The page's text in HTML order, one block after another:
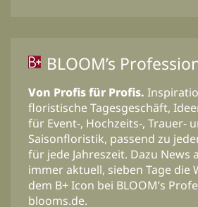
BLOOM’s
Von Profis für Profis.
floristische Tagesgeschäft,
für Event-, Hochzeits-, Trauer-
Saisonfloristik, passend zu
für jede Jahreszeit. Dazu News
immer aktuell, sieben Tage die
dem B+ Icon bei BLOOM’s
blooms.de.